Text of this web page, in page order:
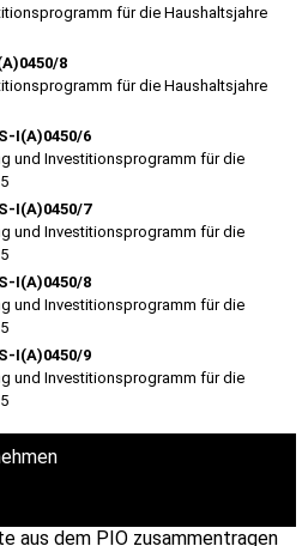
für die Haushaltsjahre
8
für die Haushaltsjahre
I(A)0450/6
und Investitionsprogramm für die
I(A)0450/7
und Investitionsprogramm für die
I(A)0450/8
und Investitionsprogramm für die
I(A)0450/9
und Investitionsprogramm für die
aus dem PIO zusammentragen